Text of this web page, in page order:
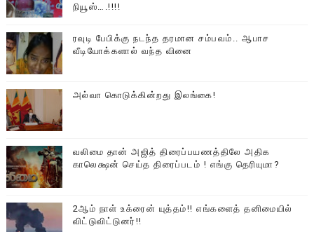
நியூஸ்….!!!!
ரவுடி பேபிக்கு நடந்த தரமான சம்பவம்.. ஆபாச
வீடியோக்களால் வந்த வினை
அல்வா கொடுக்கின்றது இலங்கை!
வலிமை தான் அஜித் திரைப்பயணத்திலே அதிக
காலெக்ஷன் செய்த திரைப்படம் ! எங்கு தெரியுமா?
2ஆம் நாள் உக்ரைன் யுத்தம்!! எங்களைத் தனிமையில்
விட்டுவிட்டுனர்!!